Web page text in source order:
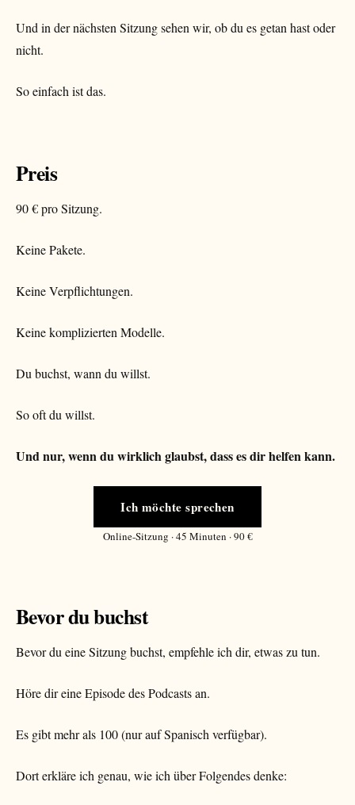
Und in der nächsten Sitzung sehen wir, ob du es getan hast oder
nicht.
So einfach ist das.
Preis
90 € pro Sitzung.
Keine Pakete.
Keine Verpflichtungen.
Keine komplizierten Modelle.
Du buchst, wann du willst.
So oft du willst.
Und nur, wenn du wirklich glaubst, dass es dir helfen kann.
Ich möchte sprechen
Online-Sitzung · 45 Minuten · 90 €
Bevor du buchst
Bevor du eine Sitzung buchst, empfehle ich dir, etwas zu tun.
Höre dir eine Episode des Podcasts an.
Es gibt mehr als 100 (nur auf Spanisch verfügbar).
Dort erkläre ich genau, wie ich über Folgendes denke: